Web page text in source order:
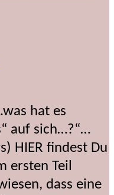
hat es
auf sich…?“…
HIER findest Du
ersten Teil
dass eine